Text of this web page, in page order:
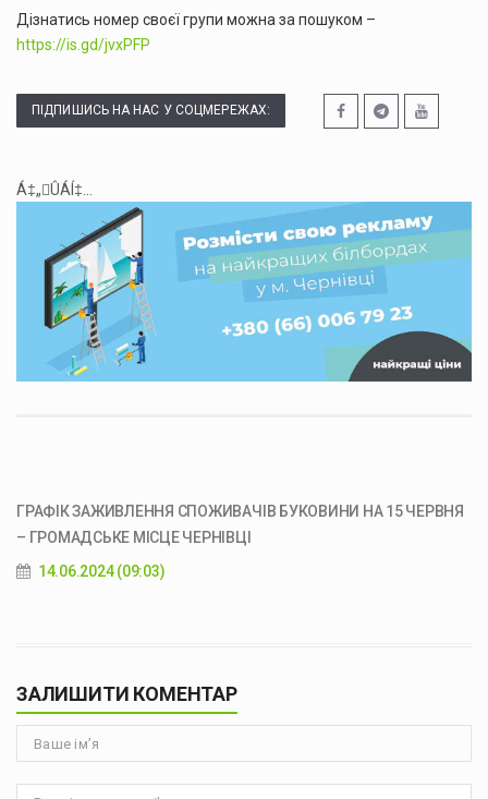
Дізнатись номер своєї групи можна за пошуком –
https://is.gd/jvxPFP
ПІДПИШИСЬ НА НАС У СОЦМЕРЕЖАХ:
Á‡„ÛÁÍ‡...
ГРАФІК ЗАЖИВЛЕННЯ СПОЖИВАЧІВ БУКОВИНИ НА 15 ЧЕРВНЯ
– ГРОМАДСЬКЕ МІСЦЕ ЧЕРНІВЦІ
14.06.2024 (09:03)
ЗАЛИШИТИ КОМЕНТАР